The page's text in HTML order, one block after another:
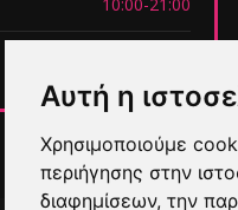
Αυτή η
Χρησιμοποιούμε
περιήγησης στην
διαφημίσεων, την